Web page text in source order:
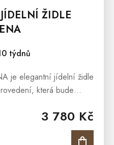
ŽIDLE
týdnů
3 780 Kč
je elegantní jídelní židle
která bude
jídelní židle...